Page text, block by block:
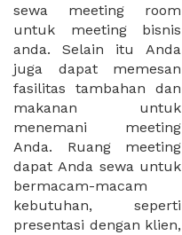
sewa meeting room
untuk meeting bisnis
anda. Selain itu Anda
juga dapat memesan
fasilitas tambahan dan
makanan untuk
menemani meeting
Anda. Ruang meeting
dapat Anda sewa untuk
bermacam-macam
kebutuhan, seperti
presentasi dengan klien,
interior, lokasi yang
strategis, harga yang
sesuai dengan budget
meeting Anda, ataupun
disesuaikan dengan
kebutuhan klien Anda.
Sewa meeting room di
XWORK akan
mempermudah
meeting Anda dan
membuat klien Anda
puas dengan meeting